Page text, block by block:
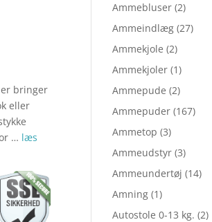
bringer
eller
… læs
Ammebluser (2)
Ammeindlæg (27)
Ammekjole (2)
Ammekjoler (1)
Ammepude (2)
Ammepuder (167)
Ammetop (3)
Ammeudstyr (3)
Ammeundertøj (14)
Amning (1)
Autostole 0-13 kg. (2)